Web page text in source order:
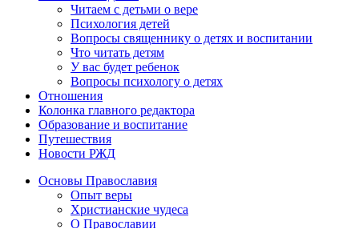
Читаем с детьми о вере
Психология детей
Вопросы священнику о детях и воспитании
Что читать детям
У вас будет ребенок
Вопросы психологу о детях
Отношения
Колонка главного редактора
Образование и воспитание
Путешествия
Новости РЖД
Основы Православия
Опыт веры
Христианские чудеса
О Православии